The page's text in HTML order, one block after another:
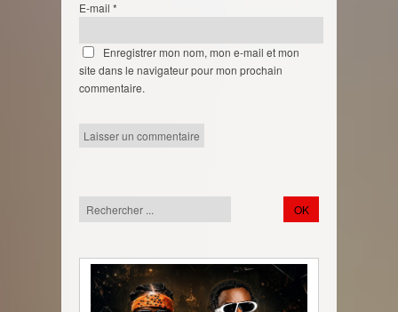
E-mail *
Enregistrer mon nom, mon e-mail et mon
site dans le navigateur pour mon prochain
commentaire.